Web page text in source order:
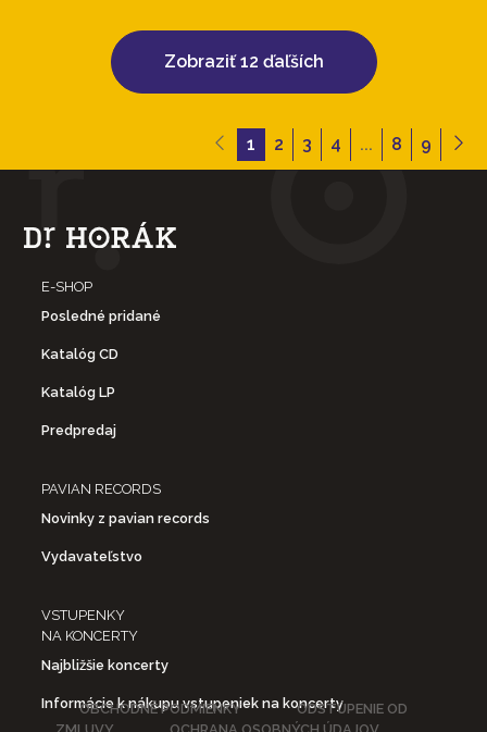
Zobraziť 12 ďaľších
1 2 3 4 ... 8 9
E-SHOP
Posledné pridané
Katalóg CD
Katalóg LP
Predpredaj
PAVIAN RECORDS
Novinky z pavian records
Vydavateľstvo
VSTUPENKY
NA KONCERTY
Najbližšie koncerty
Informácie k nákupu vstupeniek na koncerty
OBCHODNÉ PODMIENKY
ODSTÚPENIE OD